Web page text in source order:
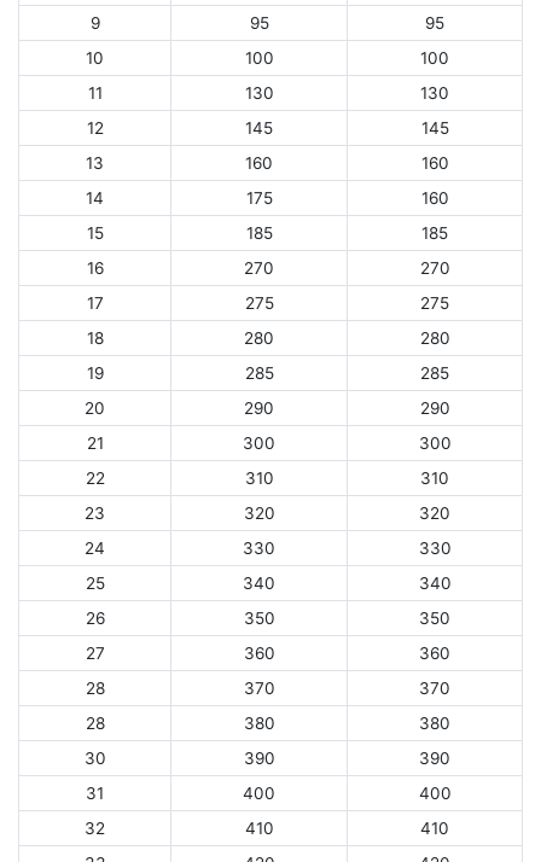
9
95
95
10
100
100
11
130
130
12
145
145
13
160
160
14
175
160
15
185
185
16
270
270
17
275
275
18
280
280
19
285
285
20
290
290
21
300
300
22
310
310
23
320
320
24
330
330
25
340
340
26
350
350
27
360
360
28
370
370
28
380
380
30
390
390
31
400
400
32
410
410